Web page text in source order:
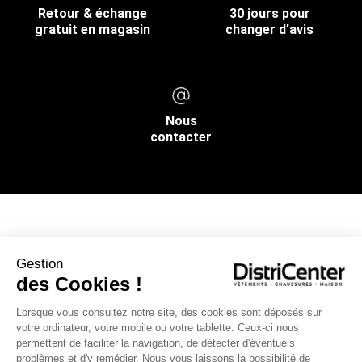
Gestion
des Cookies !
Lorsque vous consultez notre site, des cookies sont déposés sur
votre ordinateur, votre mobile ou votre tablette. Ceux-ci nous
permettent de faciliter la navigation, de détecter d'éventuels
problèmes et d'y remédier. Nous vous laissons la possibilité de
Retour & échange
gratuit en magasin
30 jours pour
changer d’avis
Nous
contacter
INFOS PRATIQUES
L’ENSEIGNE DISTRICENTER
Suivez-nous